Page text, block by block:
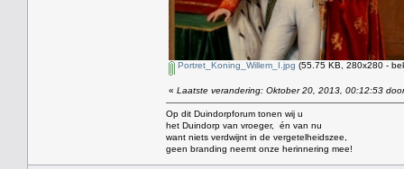
Portret_Koning_Willem_I.jpg (55.75 KB, 280x280 -
« Laatste verandering: Oktober 20, 2013, 00:12:53
Op dit Duindorpforum tonen wij u
het Duindorp van vroeger, én van nu
want niets verdwijnt in de vergetelheidszee,
geen branding neemt onze herinnering mee!